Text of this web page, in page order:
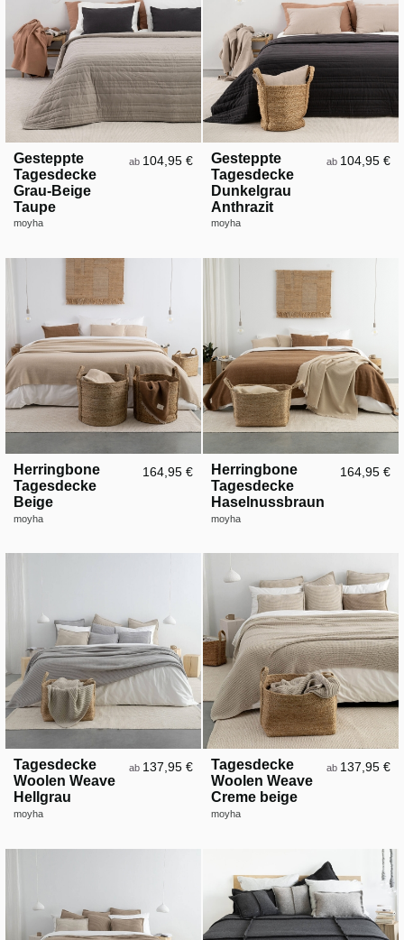
Gesteppte
Tagesdecke
Grau-Beige
Taupe
moyha
ab 104,95 €
Gesteppte
Tagesdecke
Dunkelgrau
Anthrazit
moyha
ab 104,95 €
Herringbone
Tagesdecke
Beige
moyha
164,95 €
Herringbone
Tagesdecke
Haselnussbraun
moyha
164,95 €
Tagesdecke
Woolen Weave
Hellgrau
moyha
ab 137,95 €
Tagesdecke
Woolen Weave
Creme beige
moyha
ab 137,95 €